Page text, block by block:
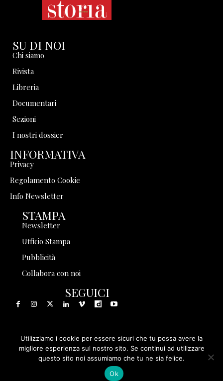
SU DI NOI
Chi siamo
Rivista
Libreria
Documentari
Sezioni
I nostri dossier
INFORMATIVA
Privacy
Regolamento Cookie
Info Newsletter
STAMPA
Newsletter
Ufficio Stampa
Pubblicità
Collabora con noi
SEGUICI
© 1999 - 2025 Storia in Rete Srl - Tutti i diritti riservati - P.
IVA 08570971005
Utilizziamo i cookie per essere sicuri che tu possa avere la
migliore esperienza sul nostro sito. Se continui ad utilizzare
questo sito noi assumiamo che tu ne sia felice.
Ok